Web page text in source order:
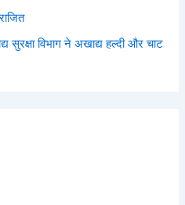
सुरक्षा विभाग ने अखाद्य हल्दी और चाट